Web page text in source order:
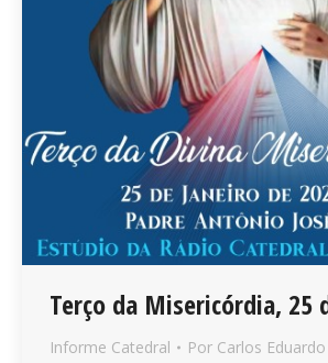
Terço da Misericórdia, 25
Informe Catedral Por Carlos Eduardo